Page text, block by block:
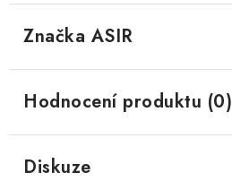
Značka ASIR
Hodnocení produktu (0)
Diskuze